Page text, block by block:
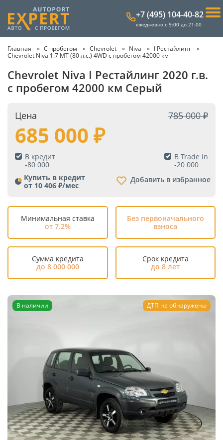
+7 (495) 104-40-82
ежедневно с 9:00 до 21:00
Главная С пробегом Chevrolet Niva
I Рестайлинг
Chevrolet Niva 1.7 MT (80 л.с.) 4WD с пробегом 42000 км
Chevrolet Niva I Рестайлинг 2020 г.в.
с пробегом 42000 км Серый
Цена 785 000
685 000
В кредит
-80 000
В Trade in
-20 000
Купить в кредит
от 10 406 ₽/мес
Добавить в избранное
Минимальная ставка
от 7.2%
Без первоначального
взноса
Сумма кредита
до 8 000 000
Срок кредита
до 8 лет
В наличии ДТП не обнаружены